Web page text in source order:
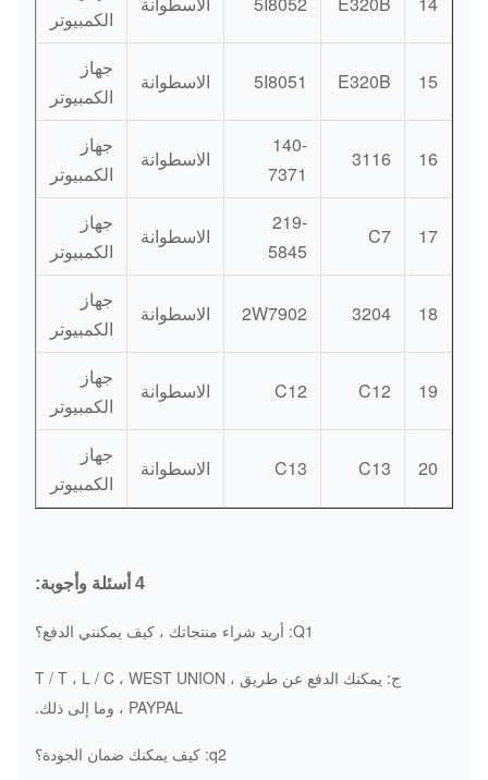
الكمبيوتر
15
E320B
5I8051 الاسطوانة
جهاز
الكمبيوتر
16
3116
140-
7371
الاسطوانة
جهاز
الكمبيوتر
17
C7
219-
5845
الاسطوانة
جهاز
الكمبيوتر
18
3204
2W7902 الاسطوانة
جهاز
الكمبيوتر
19
C12
C12 الاسطوانة
جهاز
الكمبيوتر
20
C13
C13 الاسطوانة
جهاز
الكمبيوتر
4 أسئلة وأجوبة:
Q1: أريد شراء منتجاتك ، كيف يمكنني الدفع؟
ج: يمكنك الدفع عن طريق T / T ، L / C ، WEST UNION ،
PAYPAL ، وما إلى ذلك.
q2: كيف يمكنك ضمان الجودة؟